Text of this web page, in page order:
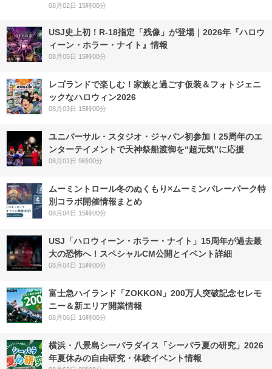
08月02日 15時00分
USJ史上初！R-18指定「残像」が登場｜2026年『ハロウ
ィーン・ホラー・ナイト』情報
08月05日 15時00分
レゴランドで楽しむ！家族と過ごす仮装＆フォトジェニ
ックなハロウィン2026
08月03日 15時00分
ユニバーサル・スタジオ・ジャパン初参加！25周年のエ
ンターテイメントで天神祭船渡御を“超元気”に応援
08月01日 9時00分
ムーミントロール冬のぬくもり×ムーミンバレーパーク特
別コラボ開催情報まとめ
08月04日 15時00分
USJ「ハロウィーン・ホラー・ナイト」15周年が過去最
大の恐怖へ！スペシャルCM公開とイベント詳細
08月04日 15時00分
富士急ハイランド「ZOKKON」200万人突破記念セレモ
ニー＆新エリア開業情報
08月06日 16時00分
横浜・八景島シーパラダイス「シーパラ夏の研究」2026
年夏休みの自由研究・体験イベント情報